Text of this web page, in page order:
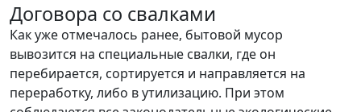
Договора со свалками
Как уже отмечалось ранее, бытовой мусор
вывозится на специальные свалки, где он
перебирается, сортируется и направляется на
переработку, либо в утилизацию. При этом